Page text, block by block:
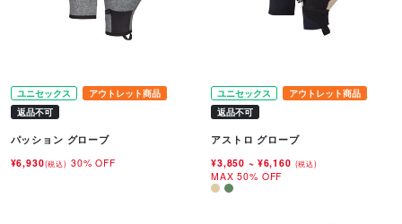
ユニセックス
アウトレット商品
返品不可
パッション グローブ
¥6,930(税込) 30% OFF
ユニセックス
アウトレット商品
返品不可
アストロ グローブ
¥3,850 ~ ¥6,160 (税込)
MAX 50% OFF